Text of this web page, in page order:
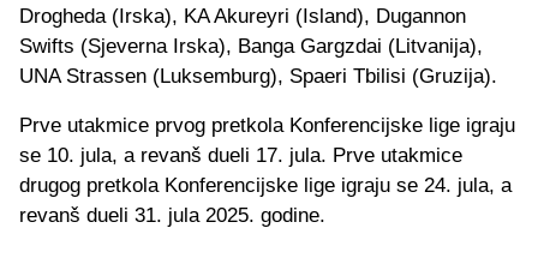
Drogheda (Irska), KA Akureyri (Island), Dugannon
Swifts (Sjeverna Irska), Banga Gargzdai (Litvanija),
UNA Strassen (Luksemburg), Spaeri Tbilisi (Gruzija).
Prve utakmice prvog pretkola Konferencijske lige igraju
se 10. jula, a revanš dueli 17. jula. Prve utakmice
drugog pretkola Konferencijske lige igraju se 24. jula, a
revanš dueli 31. jula 2025. godine.